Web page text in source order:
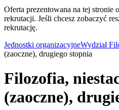
Oferta prezentowana na tej stronie
rekrutacji. Jeśli chcesz zobaczyć
rekrutację.
Jednostki organizacyjneWydział
(zaoczne), drugiego stopnia
Filozofia,
(zaoczne),